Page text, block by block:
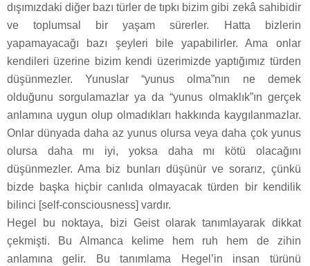
dışımızdaki diğer bazı türler de tıpkı bizim gibi zekâ sahibidir
ve toplumsal bir yaşam sürerler. Hatta bizlerin
yapamayacağı bazı şeyleri bile yapabilirler. Ama onlar
kendileri üzerine bizim kendi üzerimizde yaptığımız türden
düşünmezler. Yunuslar “yunus olma”nın ne demek
olduğunu sorgulamazlar ya da “yunus olmaklık”ın gerçek
anlamına uygun olup olmadıkları hakkında kaygılanmazlar.
Onlar dünyada daha az yunus olursa veya daha çok yunus
olursa daha mı iyi, yoksa daha mı kötü olacağını
düşünmezler. Ama biz bunları düşünür ve sorarız, çünkü
bizde başka hiçbir canlıda olmayacak türden bir kendilik
bilinci [self-consciousness] vardır.
Hegel bu noktaya, bizi Geist olarak tanımlayarak dikkat
çekmişti. Bu Almanca kelime hem ruh hem de zihin
anlamına gelir. Bu tanımlama Hegel’in insan türünü